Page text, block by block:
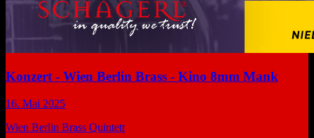
Konzert - Wien Berlin Brass - Kino 8mm Mank
16. Mai 2025
Wien Berlin Brass Quintett